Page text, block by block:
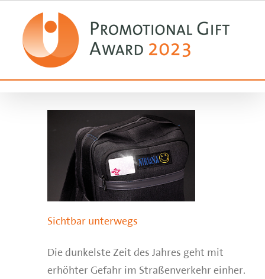
springen
Sichtbar unterwegs
Die dunkelste Zeit des Jahres geht mit
erhöhter Gefahr im Straßenverkehr einher.